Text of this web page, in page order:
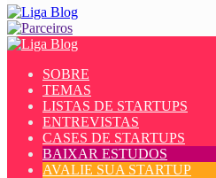
SOBRE
TEMAS
LISTAS DE STARTUPS
ENTREVISTAS
CASES DE STARTUPS
BAIXAR ESTUDOS
AVALIE SUA STARTUP